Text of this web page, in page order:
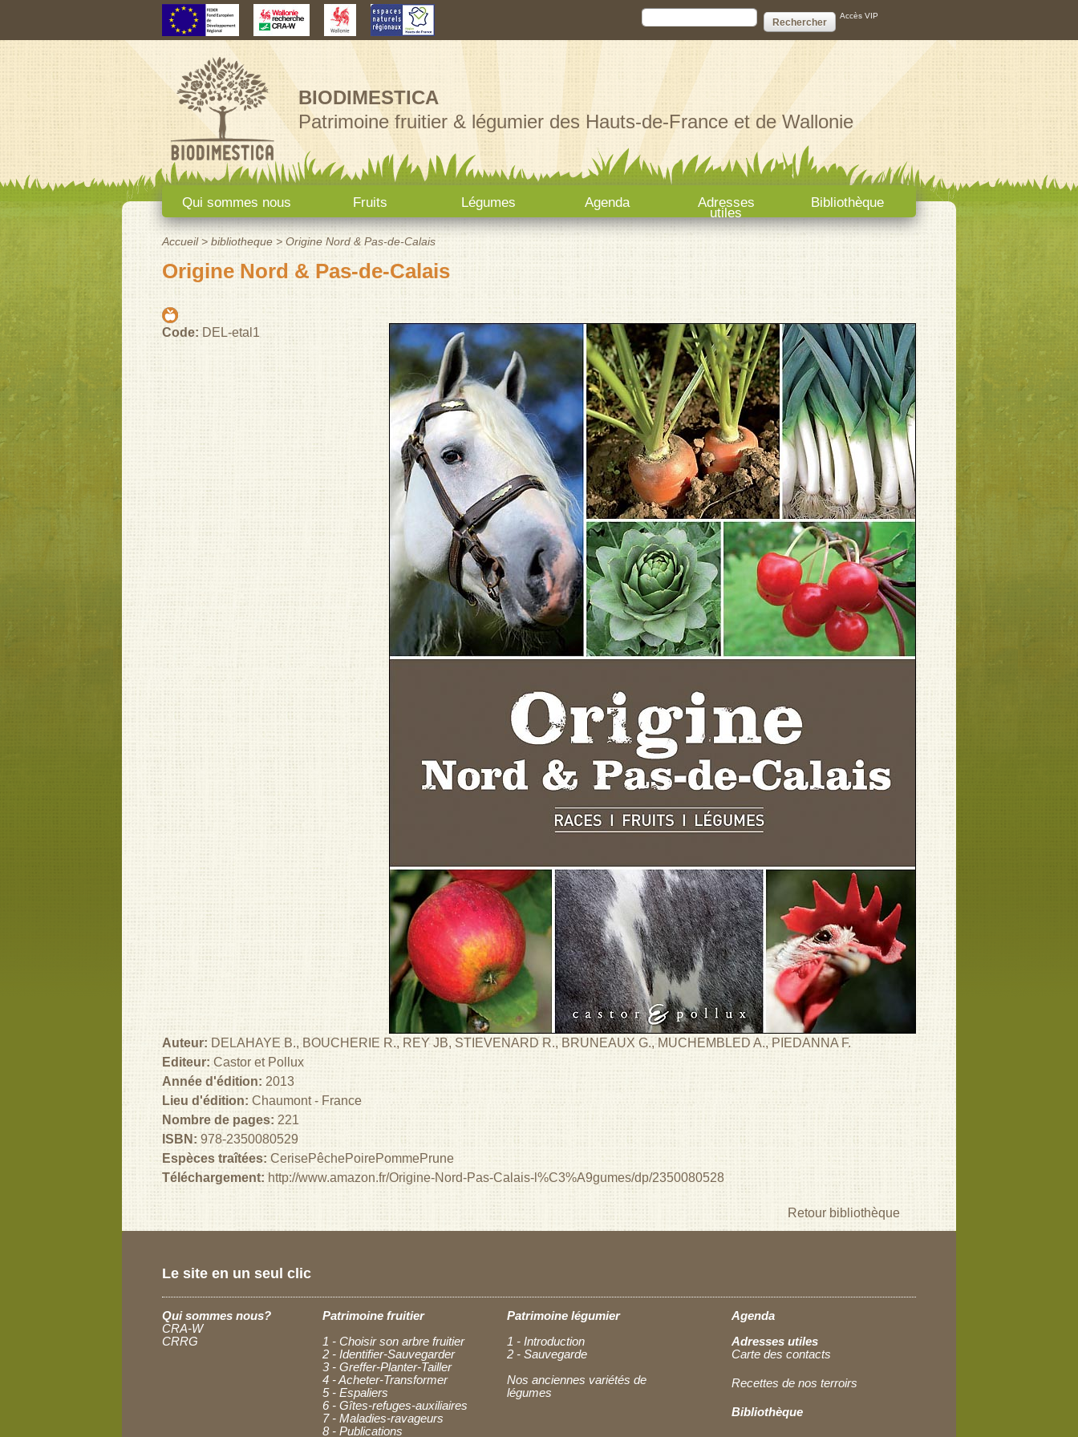
Accès VIP
Formulaire de recherche
Rechercher
BIODIMESTICA
Patrimoine fruitier & légumier des Hauts-de-France et de Wallonie
Menu principal
Qui sommes nous Fruits Légumes Agenda Adresses
utiles
Bibliothèque
Vous êtes ici
Accueil > bibliotheque > Origine Nord & Pas-de-Calais
Origine Nord & Pas-de-Calais
Code: DEL-etal1
Auteur: DELAHAYE B., BOUCHERIE R., REY JB, STIEVENARD R., BRUNEAUX G., MUCHEMBLED A., PIEDANNA F.
Editeur: Castor et Pollux
Année d'édition: 2013
Lieu d'édition: Chaumont - France
Nombre de pages: 221
ISBN: 978-2350080529
Espèces traîtées: CerisePêchePoirePommePrune
Téléchargement: http://www.amazon.fr/Origine-Nord-Pas-Calais-l%C3%A9gumes/dp/2350080528
Retour bibliothèque
Le site en un seul clic
Qui sommes nous?
CRA-W
CRRG
Patrimoine fruitier
1 - Choisir son arbre fruitier
2 - Identifier-Sauvegarder
3 - Greffer-Planter-Tailler
4 - Acheter-Transformer
5 - Espaliers
6 - Gîtes-refuges-auxiliaires
7 - Maladies-ravageurs
8 - Publications
Patrimoine légumier
1 - Introduction
2 - Sauvegarde
Nos anciennes variétés de
légumes
Agenda
Adresses utiles
Carte des contacts
Recettes de nos terroirs
Bibliothèque